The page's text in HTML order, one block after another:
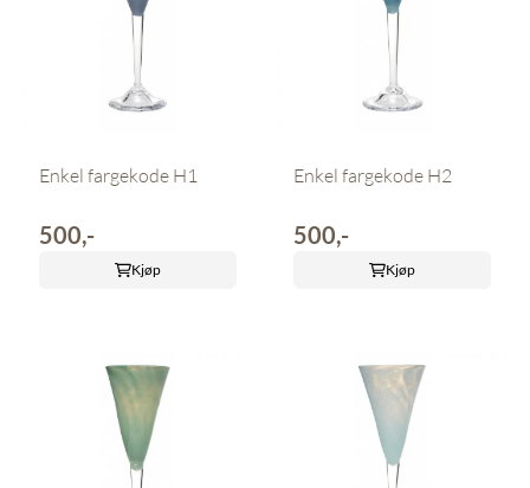
Enkel fargekode H1
500,-
Kjøp
Enkel fargekode H2
500,-
Kjøp